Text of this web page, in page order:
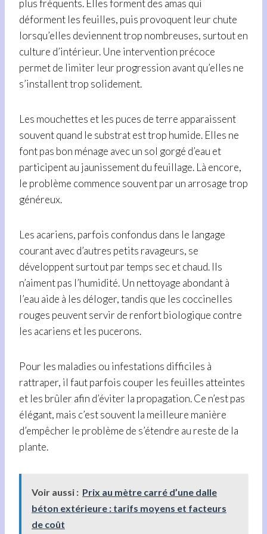
plus fréquents. Elles forment des amas qui
déforment les feuilles, puis provoquent leur chute
lorsqu’elles deviennent trop nombreuses, surtout en
culture d’intérieur. Une intervention précoce
permet de limiter leur progression avant qu’elles ne
s’installent trop solidement.
Les mouchettes et les puces de terre apparaissent
souvent quand le substrat est trop humide. Elles ne
font pas bon ménage avec un sol gorgé d’eau et
participent au jaunissement du feuillage. Là encore,
le problème commence souvent par un arrosage trop
généreux.
Les acariens, parfois confondus dans le langage
courant avec d’autres petits ravageurs, se
développent surtout par temps sec et chaud. Ils
n’aiment pas l’humidité. Un nettoyage abondant à
l’eau aide à les déloger, tandis que les coccinelles
rouges peuvent servir de renfort biologique contre
les acariens et les pucerons.
Pour les maladies ou infestations difficiles à
rattraper, il faut parfois couper les feuilles atteintes
et les brûler afin d’éviter la propagation. Ce n’est pas
élégant, mais c’est souvent la meilleure manière
d’empêcher le problème de s’étendre au reste de la
plante.
Voir aussi : Prix au mètre carré d’une dalle
béton extérieure : tarifs moyens et facteurs
de coût